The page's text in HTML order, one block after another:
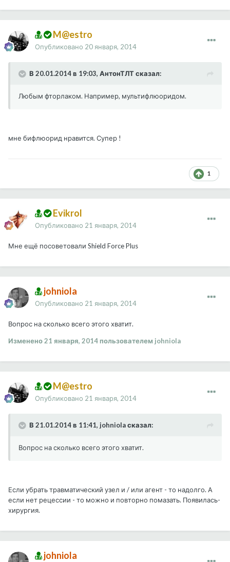
M@estro
Опубликовано 20 января, 2014
В 20.01.2014 в 19:03, АнтонТЛТ сказал:
Любым фторлаком. Например, мультифлюоридом.
мне бифлюорид нравится. Супер !
1
Evikrol
Опубликовано 21 января, 2014
Мне ещё посоветовали Shield Force Plus
johniola
Опубликовано 21 января, 2014
Вопрос на сколько всего этого хватит.
Изменено21 января, 2014пользователем johniola
M@estro
Опубликовано 21 января, 2014
В 21.01.2014 в 11:41, johniola сказал:
Вопрос на сколько всего этого хватит.
Если убрать травматический узел и / или агент - то надолго. А
если нет рецессии - то можно и повторно помазать. Появилась-
хирургия.
johniola